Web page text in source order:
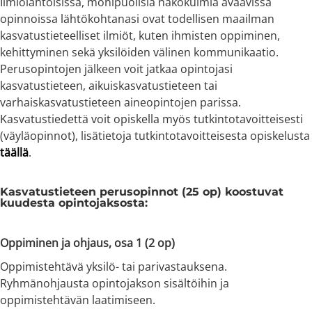
opinnoissa lähtökohtanasi ovat todellisen maailman
kasvatustieteelliset ilmiöt, kuten ihmisten oppiminen,
kehittyminen sekä yksilöiden välinen kommunikaatio.
Perusopintojen jälkeen voit jatkaa opintojasi
kasvatustieteen, aikuiskasvatustieteen tai
varhaiskasvatustieteen aineopintojen parissa.
Kasvatustiedettä voit opiskella myös tutkintotavoitteisesti
(väyläopinnot), lisätietoja tutkintotavoitteisesta opiskelusta
täällä.
Kasvatustieteen perusopinnot (25 op) koostuvat
kuudesta opintojaksosta:
Oppiminen ja ohjaus, osa 1 (2 op)
Oppimistehtävä yksilö- tai parivastauksena.
Ryhmänohjausta opintojakson sisältöihin ja
oppimistehtävän laatimiseen.